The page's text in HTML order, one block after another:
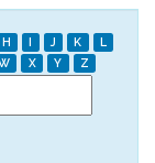
H I J K
L
X Y Z